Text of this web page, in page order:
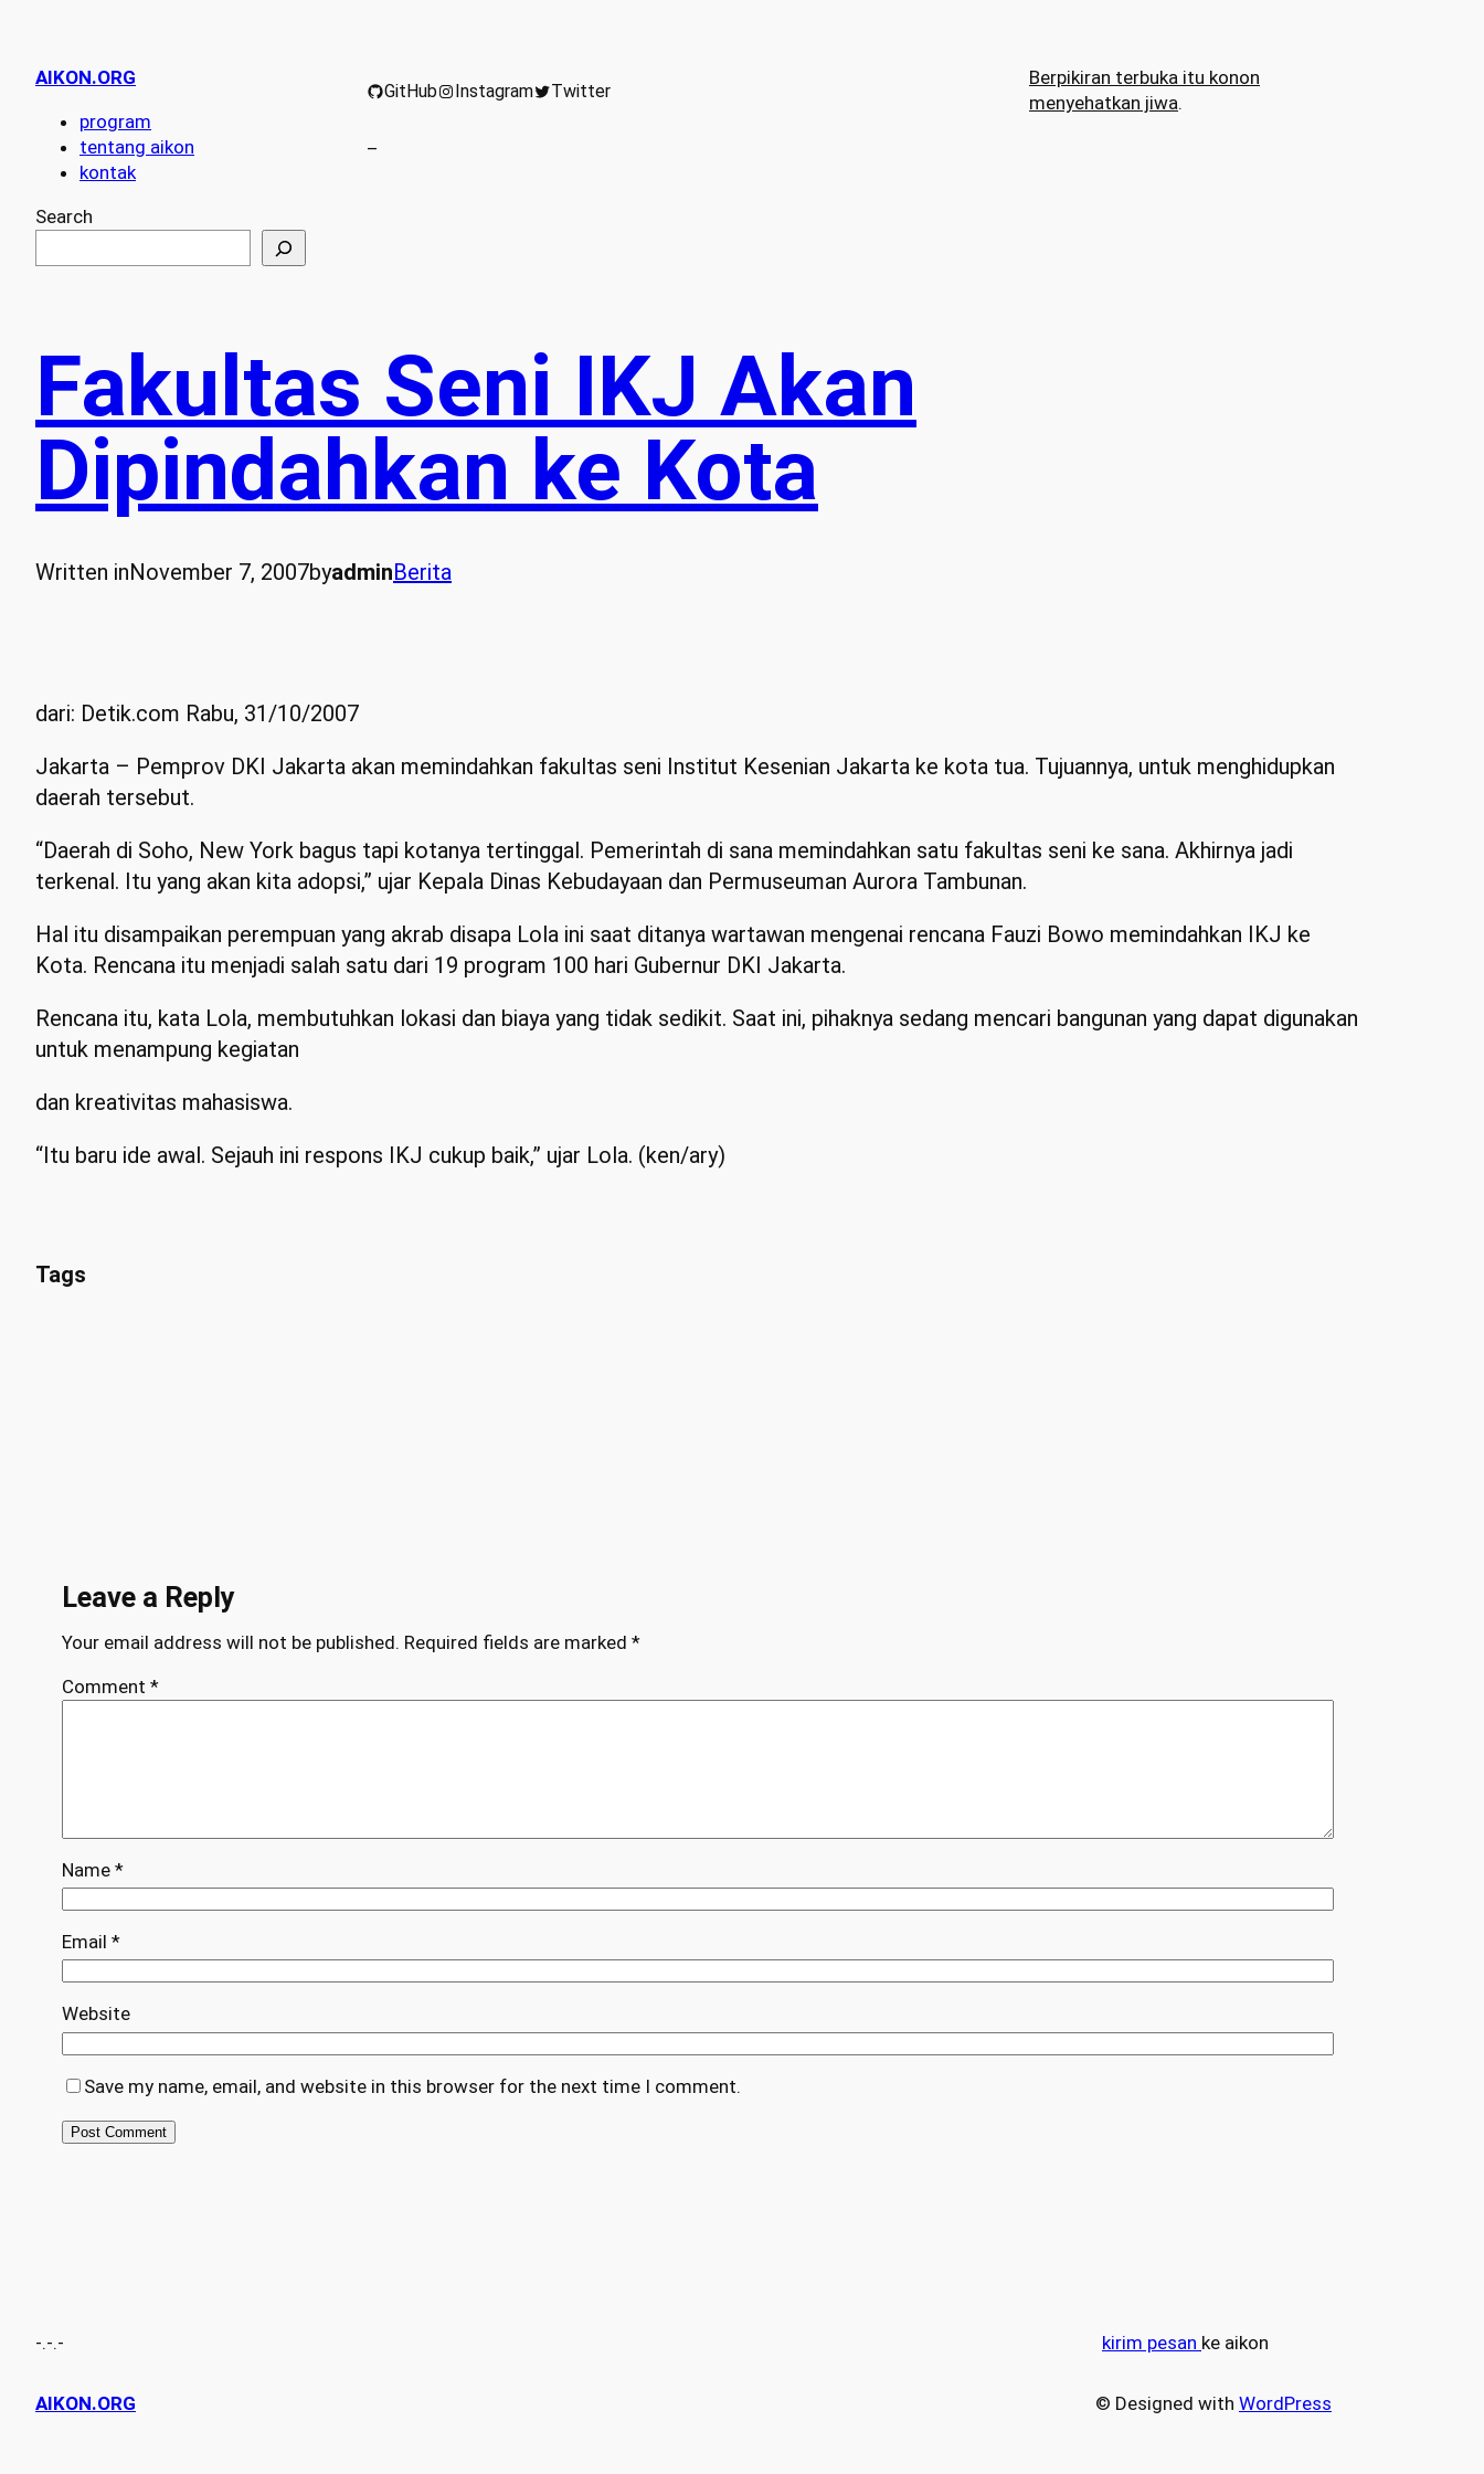
AIKON.ORG
program
tentang aikon
kontak
Search
GitHub Instagram Twitter
–
Berpikiran terbuka itu konon
menyehatkan jiwa.
Fakultas Seni IKJ Akan
Dipindahkan ke Kota
Written inNovember 7, 2007byadminBerita
dari: Detik.com Rabu, 31/10/2007
Jakarta – Pemprov DKI Jakarta akan memindahkan fakultas seni Institut Kesenian Jakarta ke kota tua. Tujuannya, untuk menghidupkan
daerah tersebut.
“Daerah di Soho, New York bagus tapi kotanya tertinggal. Pemerintah di sana memindahkan satu fakultas seni ke sana. Akhirnya jadi
terkenal. Itu yang akan kita adopsi,” ujar Kepala Dinas Kebudayaan dan Permuseuman Aurora Tambunan.
Hal itu disampaikan perempuan yang akrab disapa Lola ini saat ditanya wartawan mengenai rencana Fauzi Bowo memindahkan IKJ ke
Kota. Rencana itu menjadi salah satu dari 19 program 100 hari Gubernur DKI Jakarta.
Rencana itu, kata Lola, membutuhkan lokasi dan biaya yang tidak sedikit. Saat ini, pihaknya sedang mencari bangunan yang dapat digunakan
untuk menampung kegiatan
dan kreativitas mahasiswa.
“Itu baru ide awal. Sejauh ini respons IKJ cukup baik,” ujar Lola. (ken/ary)
Tags
Leave a Reply
Your email address will not be published. Required fields are marked *
Comment *
Name *
Email *
Website
Save my name, email, and website in this browser for the next time I comment.
-.-.- kirim pesan ke aikon
AIKON.ORG © Designed with WordPress